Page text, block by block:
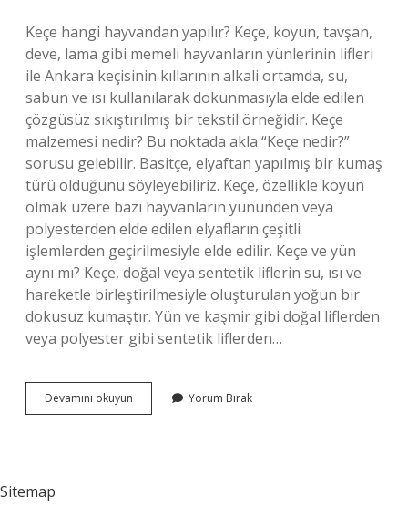
Keçe hangi hayvandan yapılır? Keçe, koyun, tavşan,
deve, lama gibi memeli hayvanların yünlerinin lifleri
ile Ankara keçisinin kıllarının alkali ortamda, su,
sabun ve ısı kullanılarak dokunmasıyla elde edilen
çözgüsüz sıkıştırılmış bir tekstil örneğidir. Keçe
malzemesi nedir? Bu noktada akla “Keçe nedir?”
sorusu gelebilir. Basitçe, elyaftan yapılmış bir kumaş
türü olduğunu söyleyebiliriz. Keçe, özellikle koyun
olmak üzere bazı hayvanların yününden veya
polyesterden elde edilen elyafların çeşitli
işlemlerden geçirilmesiyle elde edilir. Keçe ve yün
aynı mı? Keçe, doğal veya sentetik liflerin su, ısı ve
hareketle birleştirilmesiyle oluşturulan yoğun bir
dokusuz kumaştır. Yün ve kaşmir gibi doğal liflerden
veya polyester gibi sentetik liflerden…
Devamını okuyun
Hammaddesi
Yorum Bırak
Sitemap